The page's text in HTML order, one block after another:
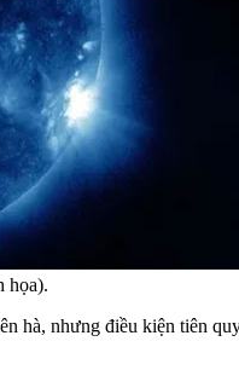
họa).
hà, nhưng điều kiện